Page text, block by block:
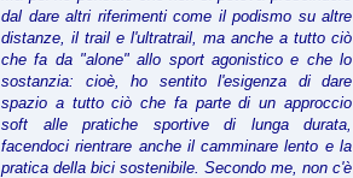
dal dare altri riferimenti come il podismo su altre
distanze, il trail e l'ultratrail, ma anche a tutto ciò
che fa da "alone" allo sport agonistico e che lo
sostanzia: cioè, ho sentito l'esigenza di dare
spazio a tutto ciò che fa parte di un approccio
soft alle pratiche sportive di lunga durata,
facendoci rientrare anche il camminare lento e la
pratica della bici sostenibile. Secondo me, non c'è